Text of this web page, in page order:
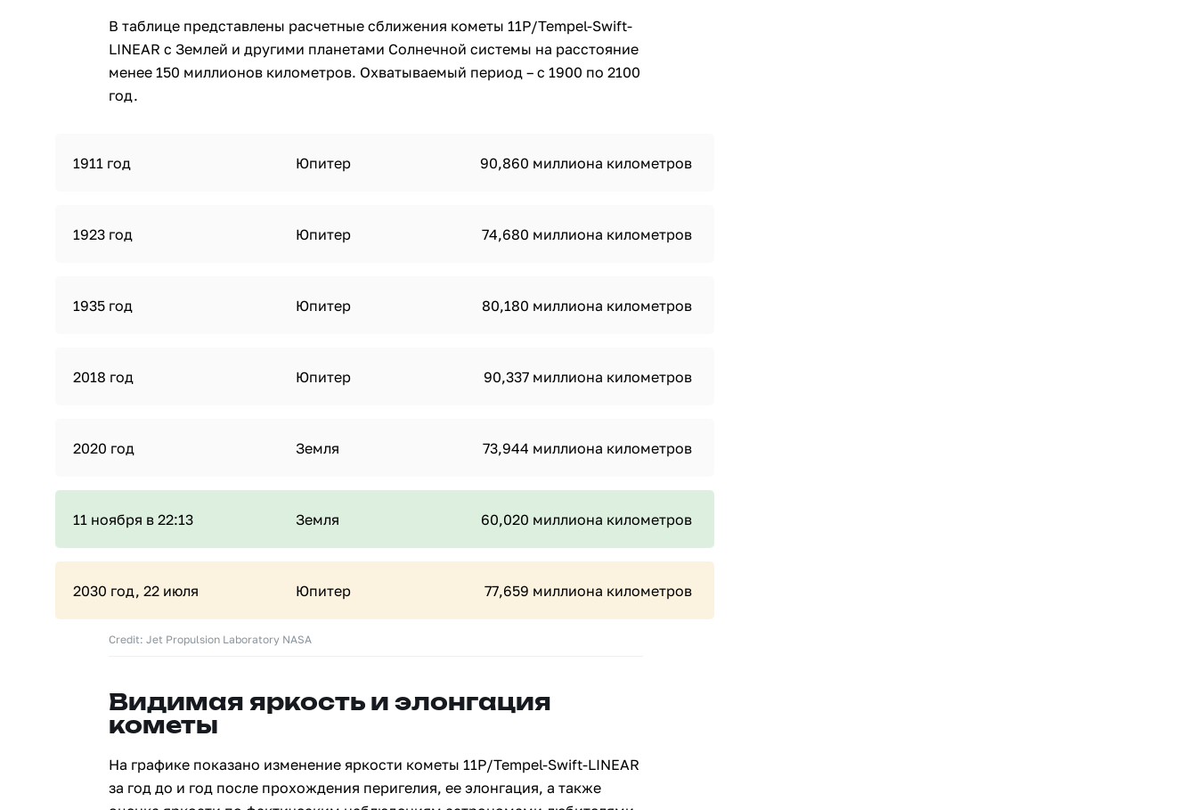
В таблице представлены расчетные сближения кометы 11P/Tempel-Swift-
LINEAR с Землей и другими планетами Солнечной системы на расстояние
менее 150 миллионов километров. Охватываемый период – с 1900 по 2100
год.
1911 год Юпитер 90,860 миллиона километров
1923 год Юпитер 74,680 миллиона километров
1935 год Юпитер 80,180 миллиона километров
2018 год Юпитер 90,337 миллиона километров
2020 год Земля 73,944 миллиона километров
11 ноября в 22:13 Земля 60,020 миллиона километров
2030 год, 22 июля Юпитер 77,659 миллиона километров
Credit: Jet Propulsion Laboratory NASA
Видимая яркость и элонгация
кометы
На графике показано изменение яркости кометы 11P/Tempel-Swift-LINEAR
за год до и год после прохождения перигелия, ее элонгация, а также